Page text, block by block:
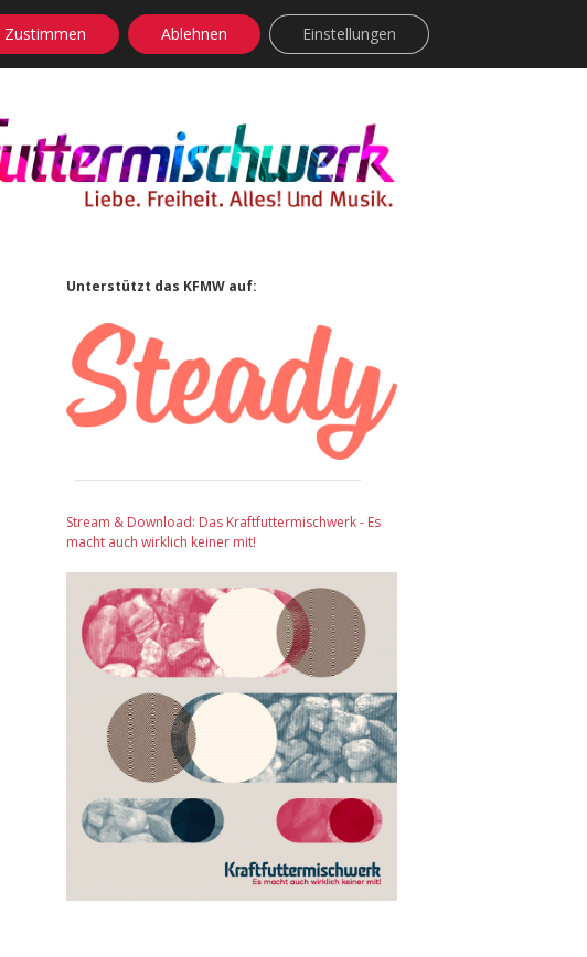
facebook
instagram
rss soundcloud
vimeoBluesky
Sidebar
Unterstützt das KFMW auf:
Stream & Download: Das Kraftfuttermischwerk - Es
macht auch wirklich keiner mit!
Zustimmen Ablehnen Einstellungen